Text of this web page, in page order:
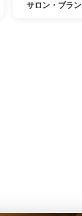
サロン・ブラ